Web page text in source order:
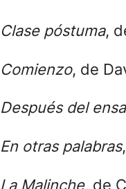
Clase póstuma,
Comienzo, de
Después del
En otras palabras
La Malinche, de